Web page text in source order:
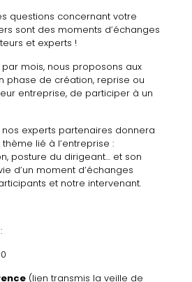
questions concernant votre
sont des moments d’échanges
et experts !
mois, nous proposons aux
phase de création, reprise ou
entreprise, de participer à un
nos experts partenaires donnera
lié à l’entreprise :
posture du dirigeant… et son
d’un moment d’échanges
et notre intervenant.
(lien transmis la veille de